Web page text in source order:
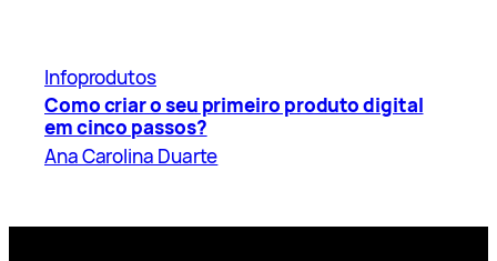
Infoprodutos
Como criar o seu primeiro produto digital
em cinco passos?
Ana Carolina Duarte